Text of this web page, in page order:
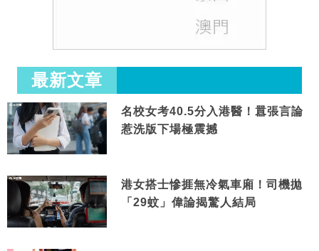
最新文章
名校女考40.5分入港醫！囂張言論
惹洗版下場極震撼
港女搭士慘捱無冷氣車廂！司機拋
「29蚊」偉論揭驚人結局